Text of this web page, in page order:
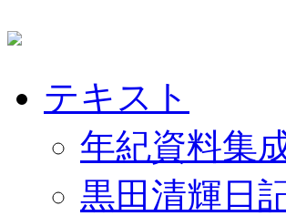
テキスト
年紀資料集
黒田清輝日